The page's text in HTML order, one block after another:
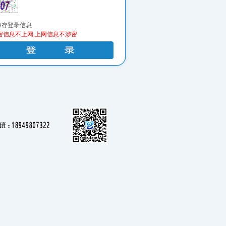
存登录信息
信息不上网,上网信息不涉密